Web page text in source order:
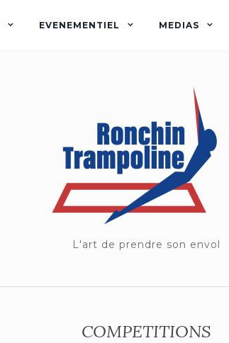
EVENEMENTIEL MEDIAS
L'art de prendre son envol
COMPETITIONS